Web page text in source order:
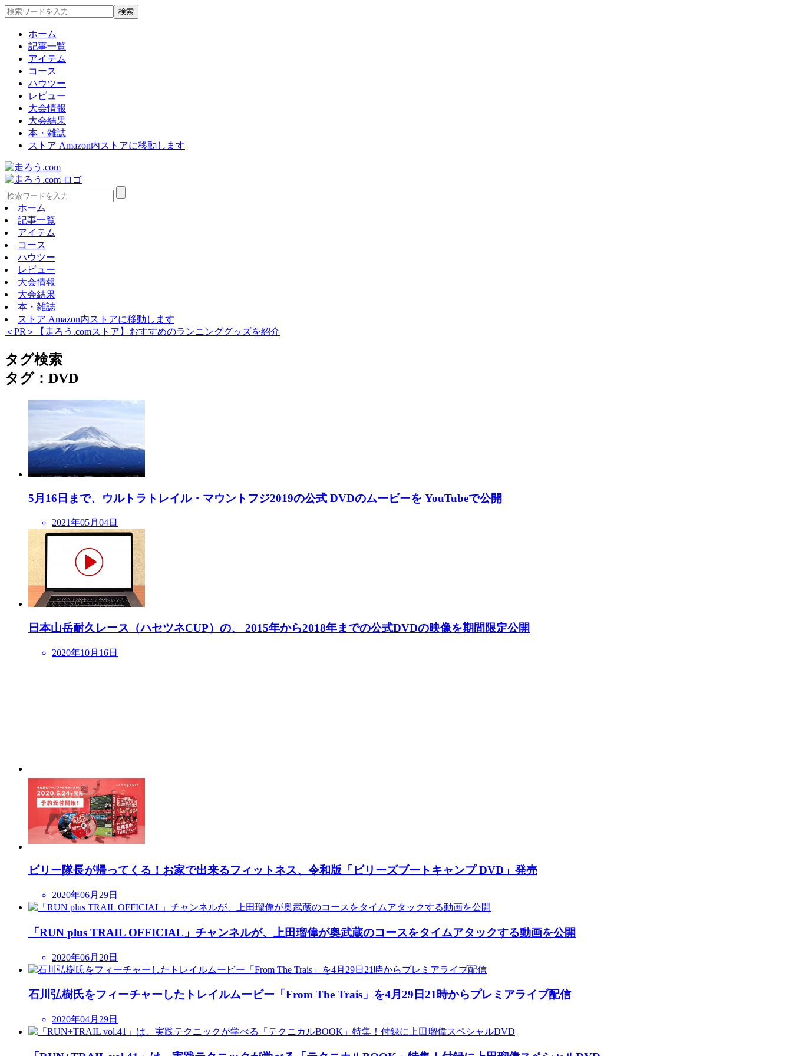
ホーム
記事一覧
アイテム
コース
ハウツー
レビュー
大会情報
大会結果
本・雑誌
ストア Amazon内ストアに移動します
ホーム
記事一覧
アイテム
コース
ハウツー
レビュー
大会情報
大会結果
本・雑誌
ストア Amazon内ストアに移動します
＜PR＞【走ろう.comストア】おすすめのランニンググッズを紹介
タグ検索
タグ：DVD
5月16日まで、ウルトラトレイル・マウントフジ2019の公式 DVDのムービーを YouTubeで公開
2021年05月04日
日本山岳耐久レース（ハセツネCUP）の、 2015年から2018年までの公式DVDの映像を期間限定公開
2020年10月16日
ビリー隊長が帰ってくる！お家で出来るフィットネス、令和版「ビリーズブートキャンプ DVD」発売
2020年06月29日
「RUN plus TRAIL OFFICIAL」チャンネルが、上田瑠偉が奥武蔵のコースをタイムアタックする動画を公開
2020年06月20日
石川弘樹氏をフィーチャーしたトレイルムービー「From The Trais」を4月29日21時からプレミアライブ配信
2020年04月29日